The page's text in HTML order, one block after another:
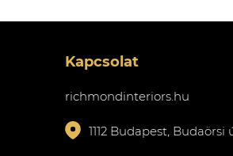
Kapcsolat
richmondinteriors.hu
1112 Budapest, Budaörsi